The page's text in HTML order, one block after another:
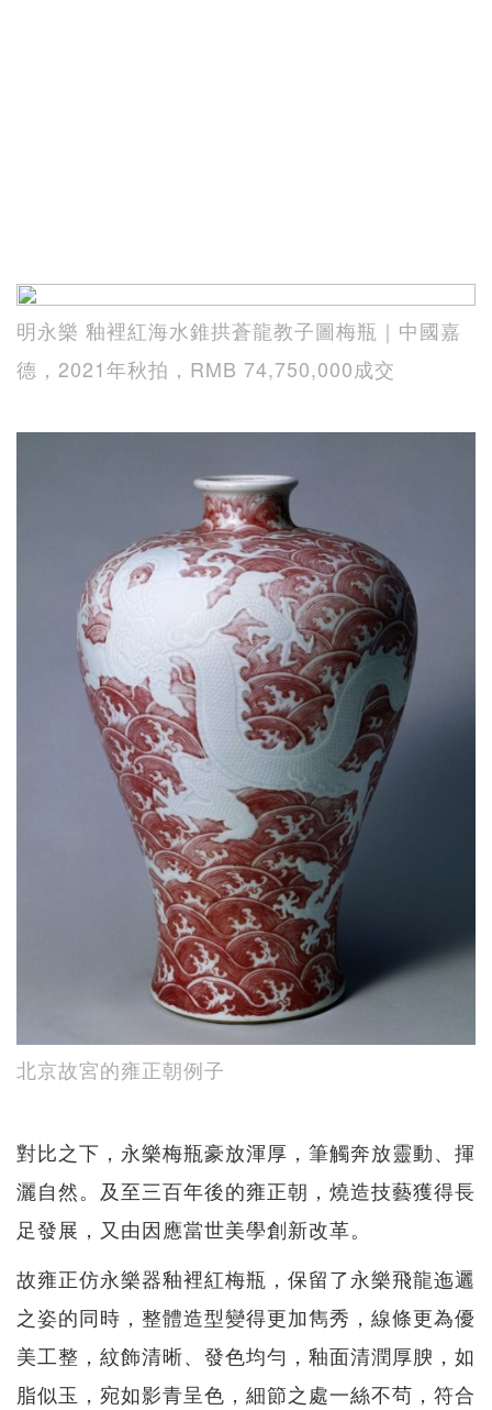
明永樂 釉裡紅海水錐拱蒼龍教子圖梅瓶｜中國嘉
德，2021年秋拍，RMB 74,750,000成交
北京故宮的雍正朝例子
對比之下，永樂梅瓶豪放渾厚，筆觸奔放靈動、揮
灑自然。及至三百年後的雍正朝，燒造技藝獲得長
足發展，又由因應當世美學創新改革。
故雍正仿永樂器釉裡紅梅瓶，保留了永樂飛龍迤邐
之姿的同時，整體造型變得更加雋秀，線條更為優
美工整，紋飾清晰、發色均勻，釉面清潤厚腴，如
脂似玉，宛如影青呈色，細節之處一絲不茍，符合